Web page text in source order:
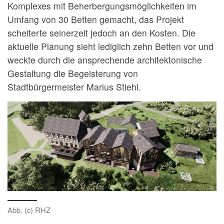
Komplexes mit Beherbergungsmöglichkeiten im
Umfang von 30 Betten gemacht, das Projekt
scheiterte seinerzeit jedoch an den Kosten. Die
aktuelle Planung sieht lediglich zehn Betten vor und
weckte durch die ansprechende architektonische
Gestaltung die Begeisterung von
Stadtbürgermeister Marius Stiehl.
Abb. (c) RHZ